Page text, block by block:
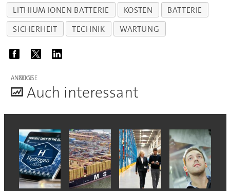
LITHIUM IONEN BATTERIE KOSTEN
BATTERIE
SICHERHEIT
TECHNIK WARTUNG
ANZEIGE
Auch interessant